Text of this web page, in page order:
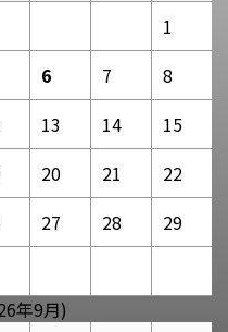
1
6 7
8
13 14
15
20 21
22
27 28
29
年9月)